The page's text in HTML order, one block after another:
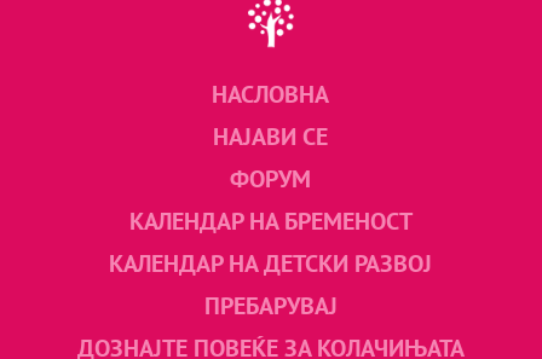
НАСЛОВНА
НАЈАВИ СЕ
ФОРУМ
КАЛЕНДАР НА БРЕМЕНОСТ
КАЛЕНДАР НА ДЕТСКИ РАЗВОЈ
ПРЕБАРУВАЈ
ДОЗНАЈТЕ ПОВЕЌЕ ЗА КОЛАЧИЊАТА